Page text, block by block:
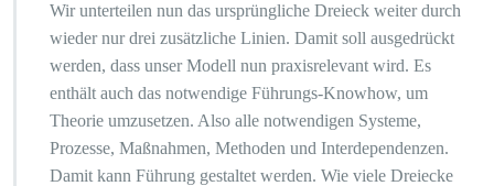
Wir unterteilen nun das ursprüngliche Dreieck weiter durch
wieder nur drei zusätzliche Linien. Damit soll ausgedrückt
werden, dass unser Modell nun praxisrelevant wird. Es
enthält auch das notwendige Führungs-Knowhow, um
Theorie umzusetzen. Also alle notwendigen Systeme,
Prozesse, Maßnahmen, Methoden und Interdependenzen.
Damit kann Führung gestaltet werden. Wie viele Dreiecke